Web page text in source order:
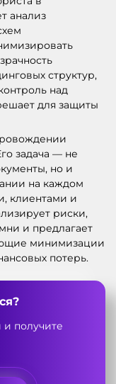
анализ
структур,
над
для защиты
задача — не
но и
на каждом
клиентами и
риски,
и предлагает
минимизации
потерь.
получите